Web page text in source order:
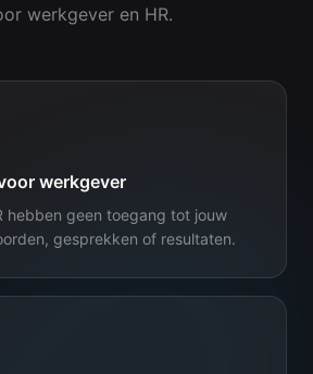
werkgever en HR.
werkgever
hebben geen toegang tot jouw
gesprekken of resultaten.